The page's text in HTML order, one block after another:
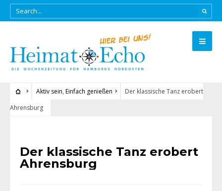
Aktiv sein, Einfach genießen
Der klassische Tanz erobert
Ahrensburg
Der klassische Tanz erobert
Ahrensburg